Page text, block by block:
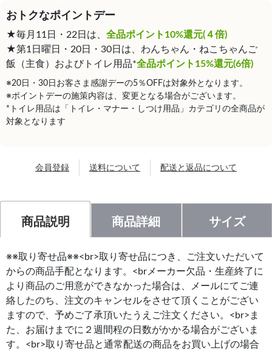
おトクなポイントデー
★毎月11日・22日は、 全品ポイント10%還元(４倍)
★第1日曜日・20日・30日は、わんちゃん・ねこちゃんご
飯（主食）およびトイレ用品*全品ポイント15%還元(6倍)
※20日・30日お客さま感謝デーの5％OFFは対象外となります。
※ポイントデーの施策内容は、変更となる場合がございます。
*トイレ用品は「トイレ・マナー・しつけ用品」カテゴリの全商品が
対象となります
会員登録 送料について 配送と返品について
商品説明 商品詳細 サイズ
※※取り寄せ品※※<br>取り寄せ品につき、ご注文いただいて
からの商品手配となります。<brメーカー欠品・生産終了に
より商品のご用意ができなかった場合は、メールにてご連
絡したのち、注文のキャンセルをさせて頂くことがござい
ますので、予めご了承頂いたうえご注文ください。<br>ま
た、お届けまでに２週間程の日数がかかる場合がございま
す。<br>取り寄せ品と通常配送の商品をお買い上げの場合